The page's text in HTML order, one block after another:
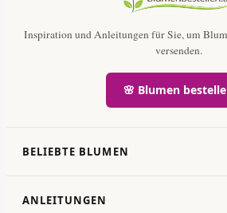
Inspiration und Anleitungen für Sie, um
versenden.
🌸 Blumen
BELIEBTE BLUMEN
ANLEITUNGEN